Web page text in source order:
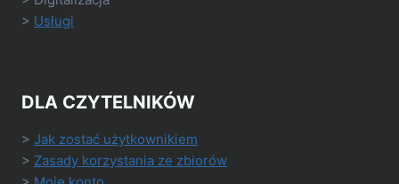
> Usługi
DLA CZYTELNIKÓW
> Jak zostać użytkownikiem
> Zasady korzystania ze zbiorów